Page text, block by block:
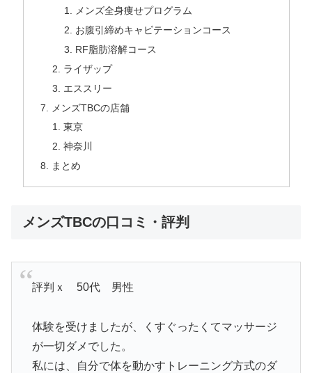
メンズ全身痩せプログラム
お腹引締めキャビテーションコース
RF脂肪溶解コース
ライザップ
エススリー
メンズTBCの店舗
東京
神奈川
まとめ
メンズTBCの口コミ・評判
評判ｘ 50代 男性
体験を受けましたが、くすぐったくてマッサージ
が一切ダメでした。
私には、自分で体を動かすトレーニング方式のダ